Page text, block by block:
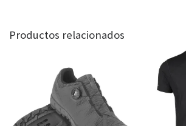
Productos relacionados